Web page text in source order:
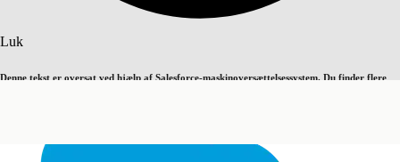
Luk
Denne tekst er oversat ved hjælp af Salesforce-maskinoversættelsessystem. Du finder flere